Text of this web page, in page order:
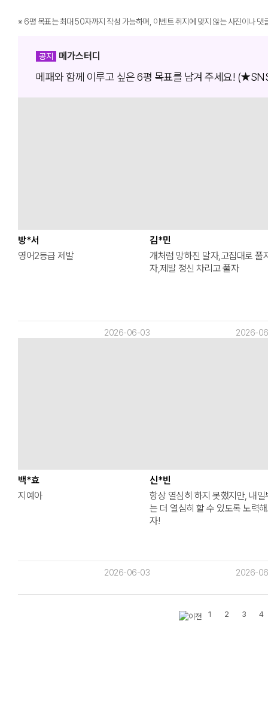
※ 6평 목표는 최대 50자까지 작성 가능하며, 이벤트 취지에 맞지 않는 사진이나 댓
공지 메가스터디
메패와 함께 이루고 싶은 6평 목표를 남겨 주세요!
방*서
영어2등급 제발
2026-06-03
김*민
개처럼 망하진 말자,고집대로 풀
자,제발 정신 차리고 풀자
2026-
백*효
지예아
2026-06-03
신*빈
항상 열심히 하지 못했지만, 내일
는 더 열심히 할 수 있도록 노력
자!
2026-
1 2 3 4